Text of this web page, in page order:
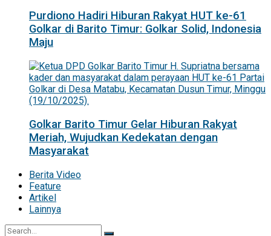
Purdiono Hadiri Hiburan Rakyat HUT ke-61
Golkar di Barito Timur: Golkar Solid, Indonesia
Maju
Golkar Barito Timur Gelar Hiburan Rakyat
Meriah, Wujudkan Kedekatan dengan
Masyarakat
Berita Video
Feature
Artikel
Lainnya